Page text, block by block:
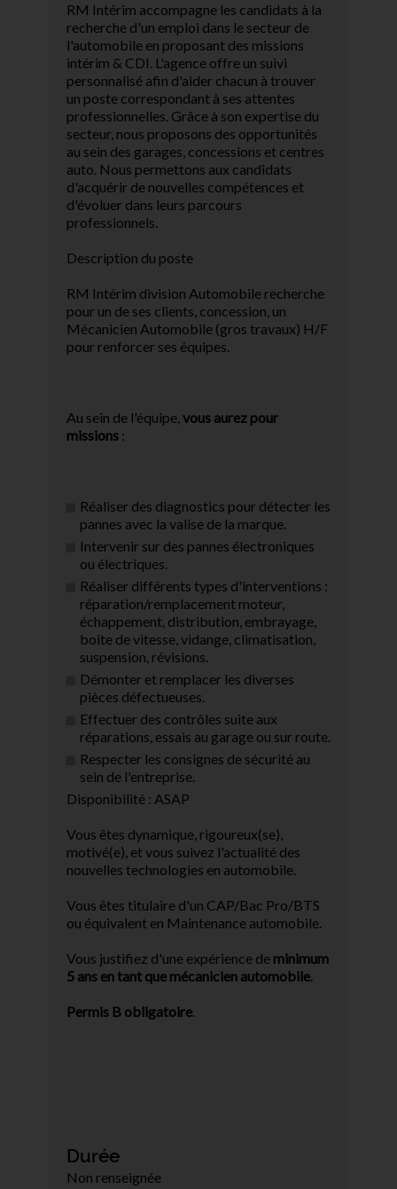
RM Intérim accompagne les candidats à la
recherche d'un emploi dans le secteur de
l'automobile en proposant des missions
intérim & CDI. L'agence offre un suivi
personnalisé afin d'aider chacun à trouver
un poste correspondant à ses attentes
professionnelles. Grâce à son expertise du
secteur, nous proposons des opportunités
au sein des garages, concessions et centres
auto. Nous permettons aux candidats
d'acquérir de nouvelles compétences et
d'évoluer dans leurs parcours
professionnels.
Description du poste
RM Intérim division Automobile recherche
pour un de ses clients, concession, un
Mécanicien Automobile (gros travaux) H/F
pour renforcer ses équipes.
Au sein de l'équipe,vous aurez pour
missions :
Réaliser des diagnostics pour détecter les
pannes avec la valise de la marque.
Intervenir sur des pannes électroniques
ou électriques.
Réaliser différents types d'interventions :
réparation/remplacement moteur,
échappement, distribution, embrayage,
boite de vitesse, vidange, climatisation,
suspension, révisions.
Démonter et remplacer les diverses
pièces défectueuses.
Effectuer des contrôles suite aux
réparations, essais au garage ou sur route.
Respecter les consignes de sécurité au
sein de l'entreprise.
Disponibilité : ASAP
Vous êtes dynamique, rigoureux(se),
motivé(e), et vous suivez l'actualité des
nouvelles technologies en automobile.
Vous êtes titulaire d'un CAP/Bac Pro/BTS
ou équivalent en Maintenance automobile.
Vous justifiez d'une expérience de minimum
5 ans en tant que mécanicien automobile.
Permis B obligatoire.
Durée
Non renseignée